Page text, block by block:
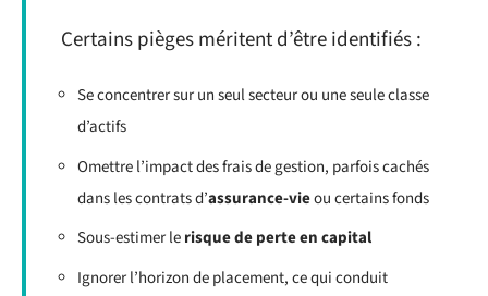
Certains pièges méritent d’être identifiés :
Se concentrer sur un seul secteur ou une seule classe
d’actifs
Omettre l’impact des frais de gestion, parfois cachés
dans les contrats d’assurance-vieou certains fonds
Sous-estimer lerisque de perte en capital
Ignorer l’horizon de placement, ce qui conduit